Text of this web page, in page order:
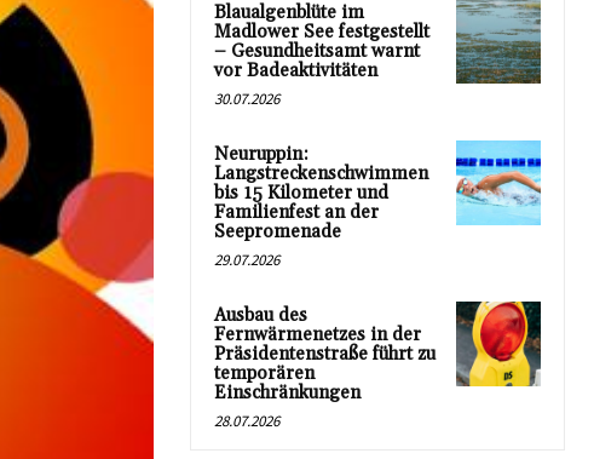
Blaualgenblüte im
Madlower See festgestellt
– Gesundheitsamt warnt
vor Badeaktivitäten
30.07.2026
Neuruppin:
Langstreckenschwimmen
bis 15 Kilometer und
Familienfest an der
Seepromenade
29.07.2026
Ausbau des
Fernwärmenetzes in der
Präsidentenstraße führt zu
temporären
Einschränkungen
28.07.2026